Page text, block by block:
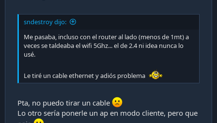
sndestroy dijo:
Me pasaba, incluso con el router al lado (menos de 1mt) a
veces se taldeaba el wifi 5Ghz... el de 2.4 ni idea nunca lo
usé.
Le tiré un cable ethernet y adiós problema
Pta, no puedo tirar un cable
Lo otro sería ponerle un ap en modo cliente, pero que